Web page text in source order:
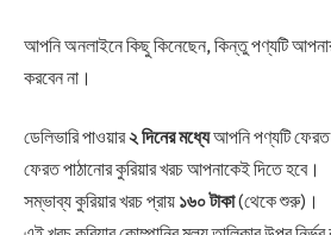
আপনি অনলাইনে কিছু কিনেছেন, কিন্তু পণ্যটি
করবেন না।
ডেলিভারি পাওয়ার২ দিনের মধ্যেআপনি পণ্যটি ফেরত
ফেরত পাঠানোর কুরিয়ার খরচ আপনাকেই দিতে হবে।
সম্ভাব্য কুরিয়ার খরচ প্রায় ১৬০ টাকা(থেকে শুরু)।